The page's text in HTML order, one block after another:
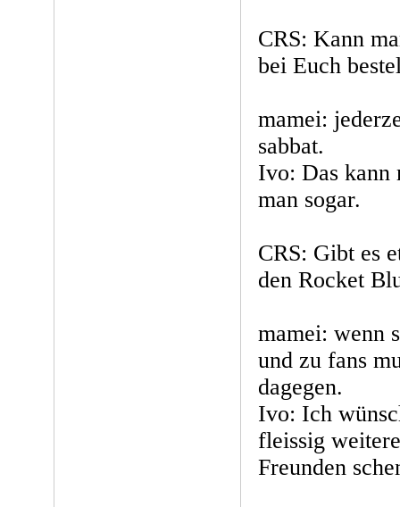
CRS: Kann
bei Euch
mamei:
sabbat.
Ivo: Das kann
man sogar.
CRS: Gibt es
den Rocket
mamei: wenn
und zu fans
dagegen.
Ivo: Ich
fleissig
Freunden